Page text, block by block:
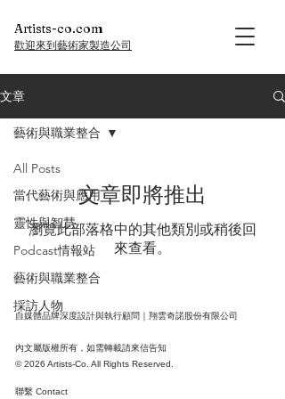
歡迎來到藝術家製造公司
Artists-co.com
文章
All Posts
當代藝術與應用
靈性與智慧
Podcast情報站
藝術與職業整合
採訪人物
藝術與職業整合
文章即將推出
瀏覽此部落格中的其他類別或稍後回
來查看。
​自媒體品牌深度設計與執行顧問｜翔雲奇諾股份有限公司
內文屬版權所有，如需轉載請來信告知
© 2026 Artists-Co. All Rights Reserved.
聯繫 Contact